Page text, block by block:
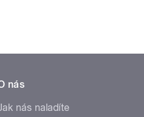
nás
nás naladíte